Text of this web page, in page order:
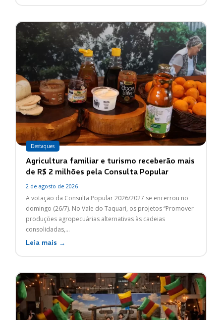
Destaques
Agricultura familiar e turismo receberão mais
de R$ 2 milhões pela Consulta Popular
2 de agosto de 2026
A votação da Consulta Popular 2026/2027 se encerrou no
domingo (26/7). No Vale do Taquari, os projetos “Promover
produções agropecuárias alternativas às cadeias
consolidadas,...
Leia mais →